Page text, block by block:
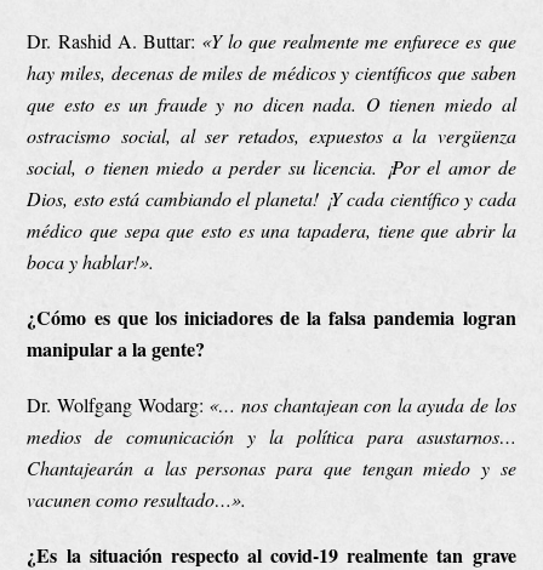
Dr. Rashid A. Buttar: «Y lo que realmente me enfurece es que
hay miles, decenas de miles de médicos y científicos que saben
que esto es un fraude y no dicen nada. O tienen miedo al
ostracismo social, al ser retados, expuestos a la vergüenza
social, o tienen miedo a perder su licencia. ¡Por el amor de
Dios, esto está cambiando el planeta! ¡Y cada científico y cada
médico que sepa que esto es una tapadera, tiene que abrir la
boca y hablar!».
¿Cómo es que los iniciadores de la falsa pandemia logran
manipular a la gente?
Dr. Wolfgang Wodarg: «… nos chantajean con la ayuda de los
medios de comunicación y la política para asustarnos…
Chantajearán a las personas para que tengan miedo y se
vacunen como resultado…».
¿Es la situación respecto alcovid-19 realmente tan grave